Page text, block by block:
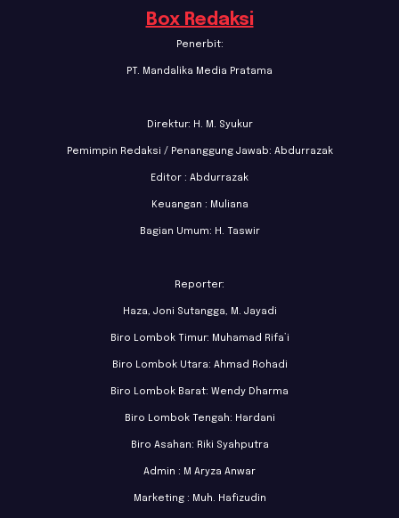
Box Redaksi
Penerbit:
PT. Mandalika Media Pratama
Direktur: H. M. Syukur
Pemimpin Redaksi / Penanggung Jawab: Abdurrazak
Editor : Abdurrazak
Keuangan : Muliana
Bagian Umum: H. Taswir
Reporter:
Haza, Joni Sutangga, M. Jayadi
Biro Lombok Timur: Muhamad Rifa’i
Biro Lombok Utara: Ahmad Rohadi
Biro Lombok Barat: Wendy Dharma
Biro Lombok Tengah: Hardani
Biro Asahan: Riki Syahputra
Admin : M Aryza Anwar
Marketing : Muh. Hafizudin